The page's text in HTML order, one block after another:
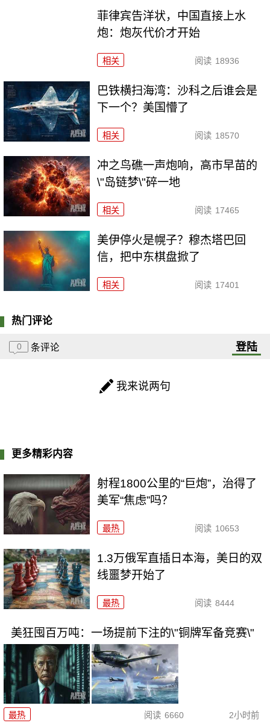
菲律宾告洋状，中国直接上水
炮：炮灰代价才开始
相关 阅读 18936
巴铁横扫海湾：沙科之后谁会是
下一个？美国懵了
相关 阅读 18570
冲之鸟礁一声炮响，高市早苗的
\"岛链梦\"碎一地
相关 阅读 17465
美伊停火是幌子？穆杰塔巴回
信，把中东棋盘掀了
相关 阅读 17401
热门评论
0 条评论 登陆
我来说两句
更多精彩内容
射程1800公里的“巨炮”，治得了
美军“焦虑”吗？
最热 阅读 10653
1.3万俄军直插日本海，美日的双
线噩梦开始了
最热 阅读 8444
美狂囤百万吨：一场提前下注的\"铜牌军备竞赛\"
最热 阅读 6660 2小时前